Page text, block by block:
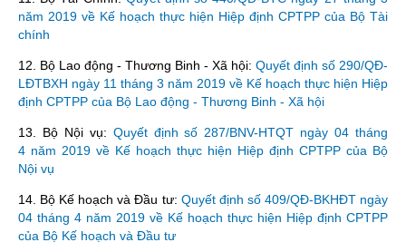
năm 2019 về Kế hoạch thực hiện Hiệp định CPTPP của Bộ Tài
chính
12. Bộ Lao động - Thương Binh - Xã hội: Quyết định số 290/QĐ-
LĐTBXH ngày 11 tháng 3 năm 2019 về Kế hoạch thực hiện Hiệp
định CPTPP của Bộ Lao động - Thương Binh - Xã hội
13. Bộ Nội vụ: Quyết định số 287/BNV-HTQT ngày 04 tháng
4 năm 2019 về Kế hoạch thực hiện Hiệp định CPTPP của Bộ
Nội vụ
14. Bộ Kế hoạch và Đầu tư: Quyết định số 409/QĐ-BKHĐT ngày
04 tháng 4 năm 2019 về Kế hoạch thực hiện Hiệp định CPTPP
của Bộ Kế hoạch và Đầu tư